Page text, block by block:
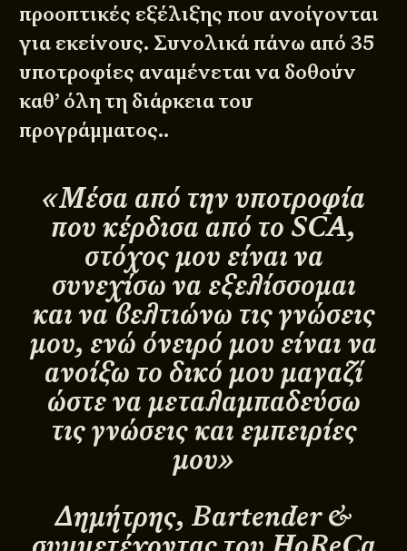
προοπτικές εξέλιξης που ανοίγονται
για εκείνους. Συνολικά πάνω από 35
υποτροφίες αναμένεται να δοθούν
καθ’ όλη τη διάρκεια του
προγράμματος..
«Μέσα από την υποτροφία
που κέρδισα από το SCA,
στόχος μου είναι να
συνεχίσω να εξελίσσομαι
και να βελτιώνω τις γνώσεις
μου, ενώ όνειρό μου είναι να
ανοίξω το δικό μου μαγαζί
ώστε να μεταλαμπαδεύσω
τις γνώσεις και εμπειρίες
μου»
Δημήτρης, Bartender &